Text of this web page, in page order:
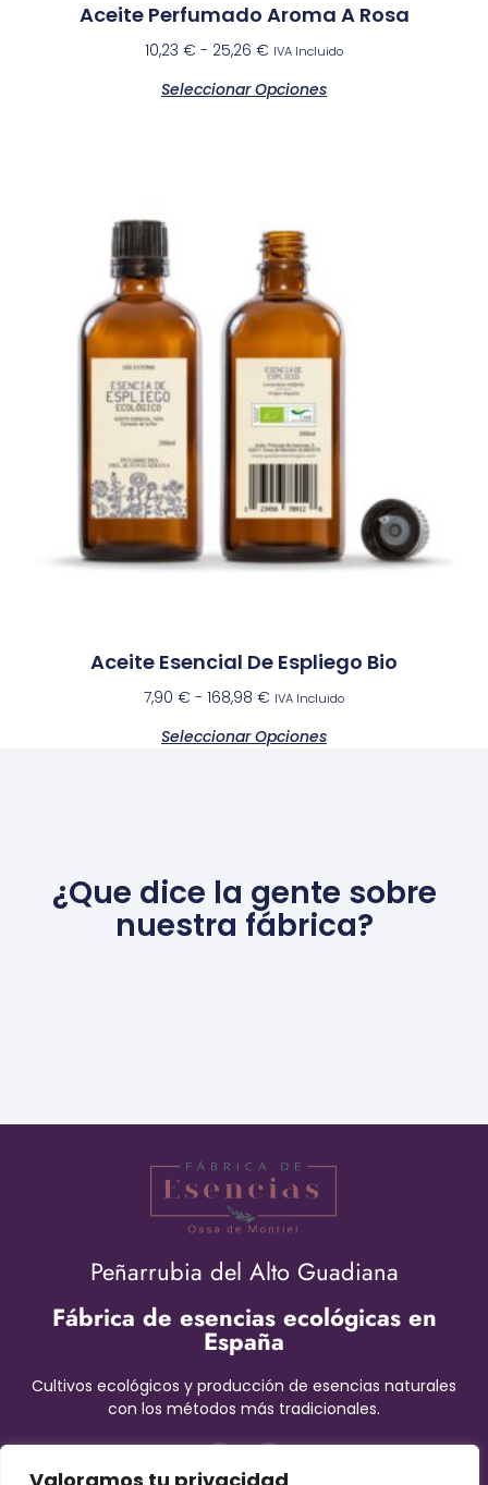
Aceite Perfumado Aroma A Rosa
10,23 € - 25,26 € IVA Incluido
Seleccionar Opciones
Aceite Esencial De Espliego Bio
7,90 € - 168,98 € IVA Incluido
Seleccionar Opciones
¿Que dice la gente sobre
nuestra fábrica?
Peñarrubia del Alto Guadiana
Fábrica de esencias ecológicas en
España
Cultivos ecológicos y producción de esencias naturales
con los métodos más tradicionales.